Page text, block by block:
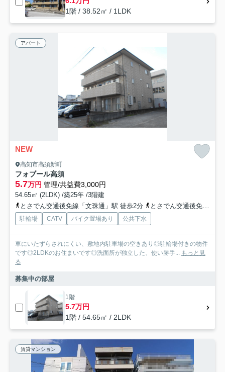
1階 / 38.52㎡ / 1LDK
アパート
NEW
高知市高須新町
フォブール高須
5.7万円 管理/共益費3,000円
54.65㎡ (2LDK) /築25年 /3階建
とさでん交通後免線「文珠通」駅 徒歩2分
とさでん交通後免線「高須」駅 徒歩4分
駐輪場 CATV バイク置場あり 公共下水
車にいたずらされにくい、敷地内駐車場の空きあり◎駐輪場付きの物件
です◎2LDKのお住まいです◎洗面所が独立した、使い勝手... もっと見
る
募集中の部屋
1階
5.7万円
1階 / 54.65㎡ / 2LDK
賃貸マンション